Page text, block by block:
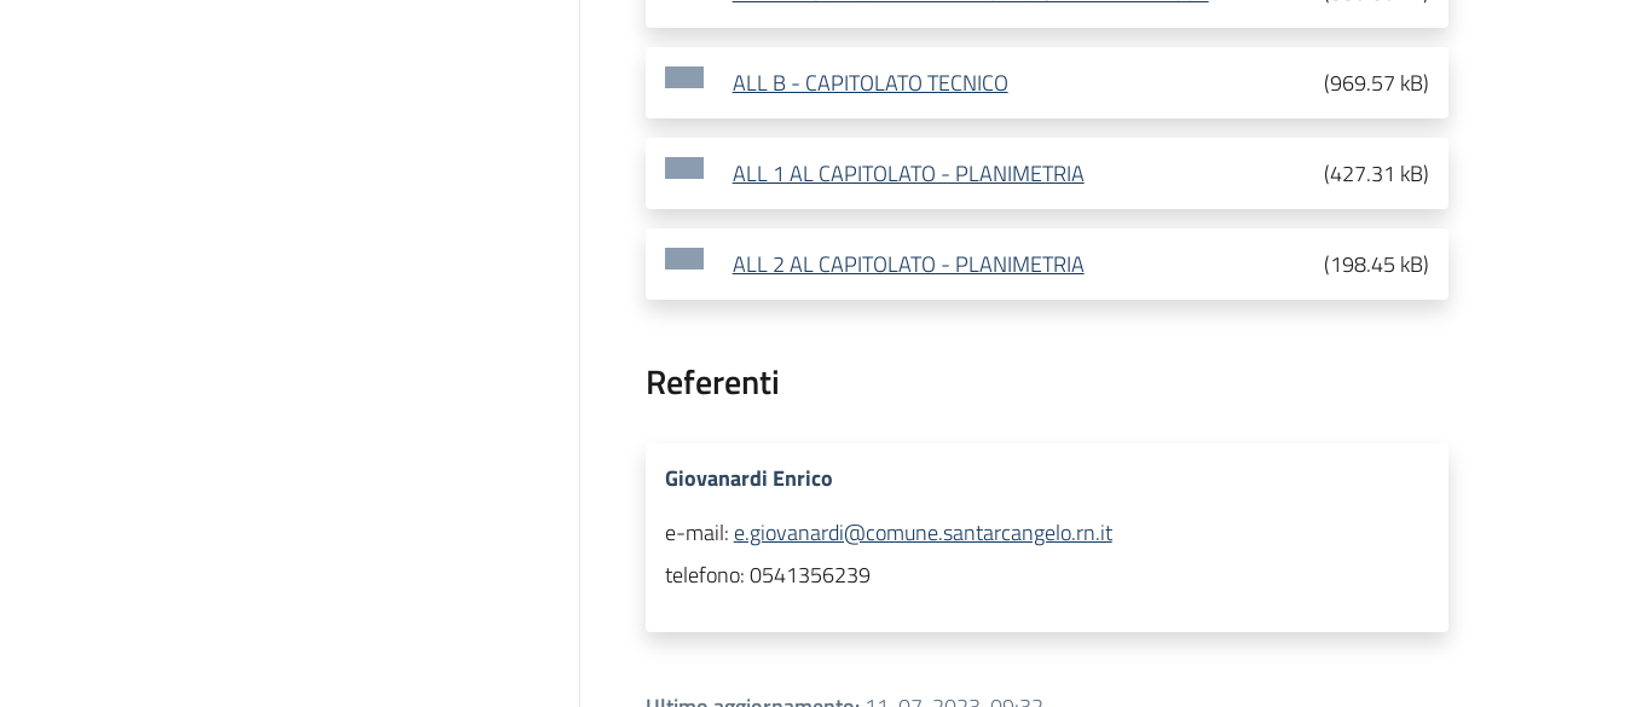
ALL B - CAPITOLATO TECNICO (969.57 kB)
ALL 1 AL CAPITOLATO - PLANIMETRIA (427.31 kB)
ALL 2 AL CAPITOLATO - PLANIMETRIA (198.45 kB)
Referenti
Giovanardi Enrico
e-mail: e.giovanardi@comune.santarcangelo.rn.it
telefono:0541356239